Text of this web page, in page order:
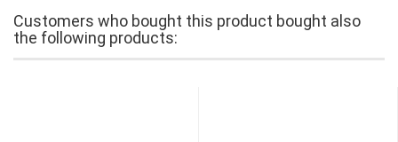
Customers who bought this product bought also
the following products: